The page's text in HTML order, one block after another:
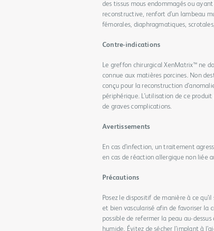
des tissus mous endommagés ou
reconstructive, renfort d’un lambeau
fémorales, diaphragmatiques,
Contre-indications
Le greffon chirurgical XenMatrix™ ne
connue aux matières porcines. Non
conçu pour la reconstruction
périphérique. L’utilisation de ce
de graves complications.
Avertissements
En cas d’infection, un traitement
en cas de réaction allergique non liée
Précautions
Posez le dispositif de manière à ce
et bien vascularisé afin de favoriser la
possible de refermer la peau au-
humide. Évitez de sécher l’implant à